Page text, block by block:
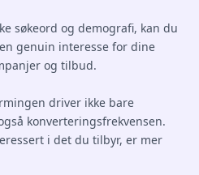
søkeord og demografi, kan du
genuin interesse for dine
og tilbud.
driver ikke bare
konverteringsfrekvensen.
i det du tilbyr, er mer